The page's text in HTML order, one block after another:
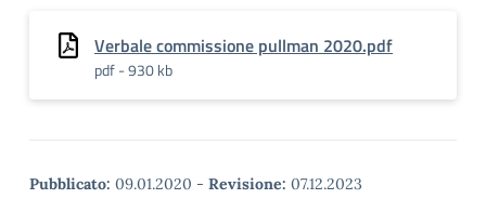
Verbale commissione pullman 2020.pdf
pdf - 930 kb
Pubblicato: 09.01.2020 - Revisione: 07.12.2023